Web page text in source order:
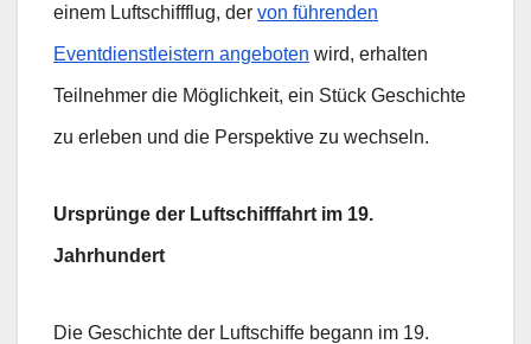
einem Luftschiffflug, der von führenden
Eventdienstleistern angeboten wird, erhalten
Teilnehmer die Möglichkeit, ein Stück Geschichte
zu erleben und die Perspektive zu wechseln.
Ursprünge der Luftschifffahrt im 19.
Jahrhundert
Die Geschichte der Luftschiffe begann im 19.